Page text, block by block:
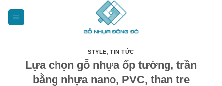
STYLE, TIN TỨC
Lựa chọn gỗ nhựa ốp tường, trần
bằng nhựa nano, PVC, than tre